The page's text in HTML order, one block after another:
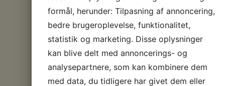
formål, herunder: Tilpasning af annoncering,
bedre brugeroplevelse, funktionalitet,
statistik og marketing. Disse oplysninger
kan blive delt med annoncerings- og
analysepartnere, som kan kombinere dem
med data, du tidligere har givet dem eller